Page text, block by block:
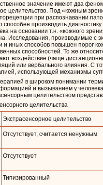
значение имеют два
целительство. Под «кожным
при распознавании
способен производить
на основании т.н. «кожного
Исследования, производимые с
иных способов повышен порог
способностей. То же
воздействие (чаще
или вербального влияния. С
использующей механизмы
в широком понимании
и вызыванием у
целительством
целительства
Экстрасенсорное целительство
Отсутствует, считается ненужным
Отсутствует
Типизированный